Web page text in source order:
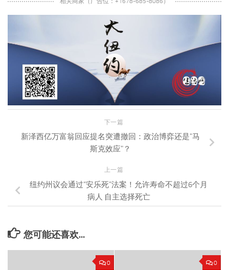
下一篇
新泽西亿万富翁回应提名突遭撤回：政治博弈还是"马
斯克效应"？
上一篇
纽约州议会通过“安乐死”法案！允许寿命不超过6个月
病人 自主选择死亡
您可能还喜欢...
0 0